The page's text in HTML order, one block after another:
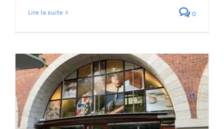
Lire la suite 0